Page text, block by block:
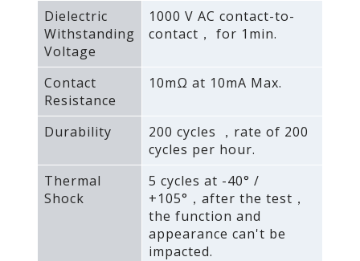
Dielectric
Withstanding
Voltage
1000 V AC contact-to-
contact， for 1min.
Contact
Resistance
10mΩ at 10mA Max.
Durability
200 cycles ，rate of 200
cycles per hour.
Thermal
Shock
5 cycles at -40° /
+105°，after the test，
the function and
appearance can't be
impacted.